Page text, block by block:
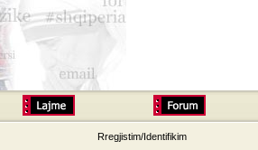
Rregjistim/Identifikim